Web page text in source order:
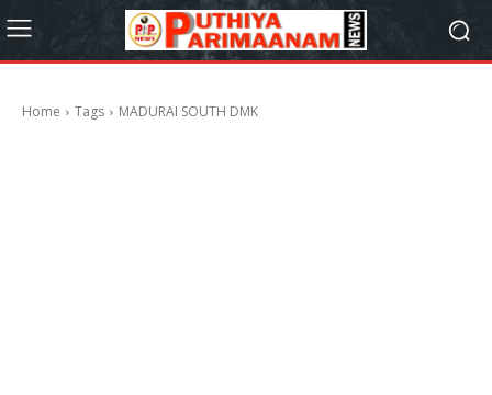
Home Tags MADURAI SOUTH DMK